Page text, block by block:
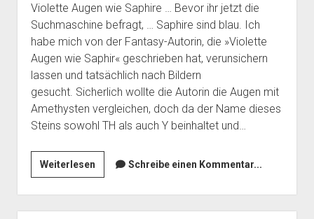
Violette Augen wie Saphire … Bevor ihr jetzt die
Suchmaschine befragt, … Saphire sind blau. Ich
habe mich von der Fantasy-Autorin, die »Violette
Augen wie Saphir« geschrieben hat, verunsichern
lassen und tatsächlich nach Bildern
gesucht. Sicherlich wollte die Autorin die Augen mit
Amethysten vergleichen, doch da der Name dieses
Steins sowohl TH als auch Y beinhaltet und…
WeiterlesenIch
schaue
in
den
Schreibe einen Kommentar...